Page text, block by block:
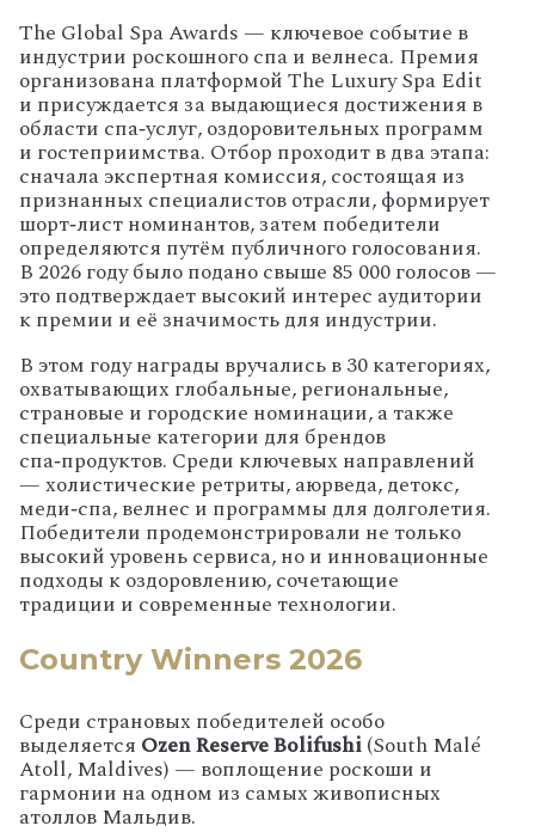
The Global Spa Awards — ключевое событие в
индустрии роскошного спа и велнеса. Премия
организована платформой The Luxury Spa Edit
и присуждается за выдающиеся достижения в
области спа‑услуг, оздоровительных программ
и гостеприимства. Отбор проходит в два этапа:
сначала экспертная комиссия, состоящая из
признанных специалистов отрасли, формирует
шорт‑лист номинантов, затем победители
определяются путём публичного голосования.
В 2026 году было подано свыше 85 000 голосов —
это подтверждает высокий интерес аудитории
к премии и её значимость для индустрии.
В этом году награды вручались в 30 категориях,
охватывающих глобальные, региональные,
страновые и городские номинации, а также
специальные категории для брендов
спа‑продуктов. Среди ключевых направлений
— холистические ретриты, аюрведа, детокс,
меди‑спа, велнес и программы для долголетия.
Победители продемонстрировали не только
высокий уровень сервиса, но и инновационные
подходы к оздоровлению, сочетающие
традиции и современные технологии.
Country Winners 2026
Среди страновых победителей особо
выделяется Ozen Reserve Bolifushi(South Malé
Atoll, Maldives) — воплощение роскоши и
гармонии на одном из самых живописных
атоллов Мальдив.